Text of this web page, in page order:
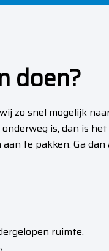
doen?
zo snel mogelijk
is, dan is het
te pakken. Ga dan
ruimte.